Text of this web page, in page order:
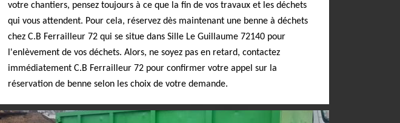
votre chantiers, pensez toujours à ce que la fin de vos travaux et les déchets
qui vous attendent. Pour cela, réservez dès maintenant une benne à déchets
chez C.B Ferrailleur 72 qui se situe dans Sille Le Guillaume 72140 pour
l'enlèvement de vos déchets. Alors, ne soyez pas en retard, contactez
immédiatement C.B Ferrailleur 72 pour confirmer votre appel sur la
réservation de benne selon les choix de votre demande.